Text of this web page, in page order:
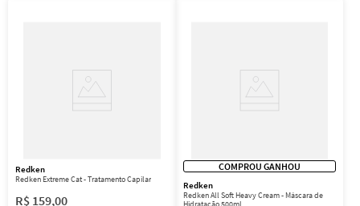
Redken
Redken Extreme Cat - Tratamento Capilar
R$ 159,00
COMPROU GANHOU
Redken
Redken All Soft Heavy Cream - Máscara de
Hidratação 500ml